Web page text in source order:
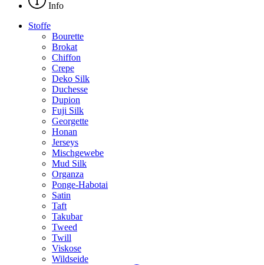
Info
Stoffe
Bourette
Brokat
Chiffon
Crepe
Deko Silk
Duchesse
Dupion
Fuji Silk
Georgette
Honan
Jerseys
Mischgewebe
Mud Silk
Organza
Ponge-Habotai
Satin
Taft
Takubar
Tweed
Twill
Viskose
Wildseide